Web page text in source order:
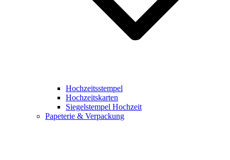
Hochzeitsstempel
Hochzeitskarten
Siegelstempel Hochzeit
Papeterie & Verpackung